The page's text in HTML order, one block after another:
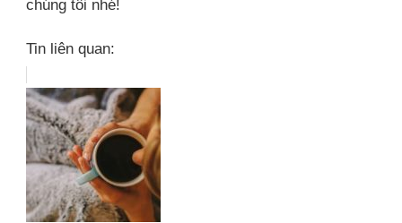
chúng tôi nhé!
Tin liên quan: